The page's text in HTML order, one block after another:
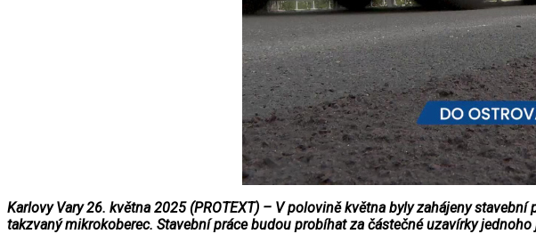
Karlovy Vary 26. května 2025 (PROTEXT) – V polovině května byly zahájeny
takzvaný mikrokoberec. Stavební práce budou probíhat za částečné uzavírky